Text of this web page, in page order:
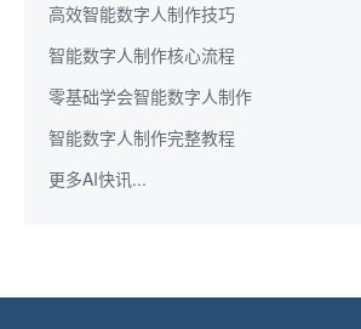
高效智能数字人制作技巧
智能数字人制作核心流程
零基础学会智能数字人制作
智能数字人制作完整教程
更多AI快讯...